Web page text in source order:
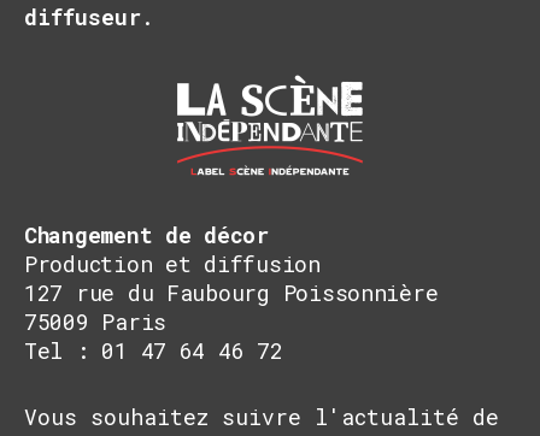
diffuseur.
Changement de décor
Production et diffusion
127 rue du Faubourg Poissonnière
75009 Paris
Tel : 01 47 64 46 72
Vous souhaitez suivre l'actualité de